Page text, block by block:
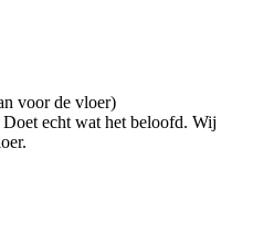
voor de vloer)
Doet echt wat het beloofd. Wij